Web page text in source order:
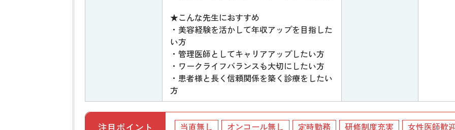
★こんな先生におすすめ
・美容経験を活かして年収アップを目指した
い方
・管理医師としてキャリアアップしたい方
・ワークライフバランスも大切にしたい方
・患者様と長く信頼関係を築く診療をしたい
方
注目ポイント 当直無し オンコール無し 定時勤務 研修制度充実 女性医師歓